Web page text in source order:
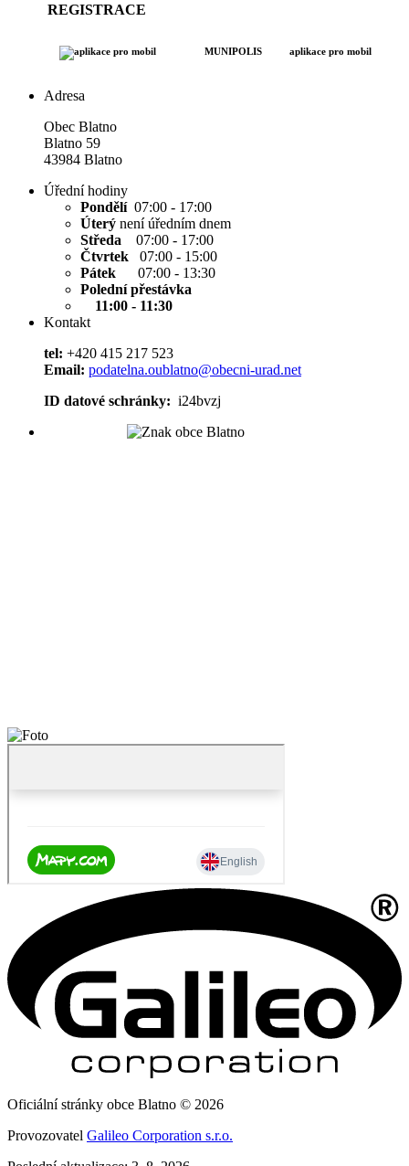
REGISTRACE
MUNIPOLISaplikace pro mobil
Adresa
Obec Blatno
Blatno 59
43984 Blatno
Úřední hodiny
Pondělí07:00 - 17:00
Úterý není úředním dnem
Středa 07:00 - 17:00
Čtvrtek 07:00 - 15:00
Pátek
07:00 - 13:30
Polední přestávka
11:00 - 11:30
Kontakt
tel: +420 415 217 523
Email: podatelna.oublatno@obecni-urad.net
ID datové schránky: i24bvzj
Oficiální stránky obce Blatno © 2026
Provozovatel Galileo Corporation s.r.o.